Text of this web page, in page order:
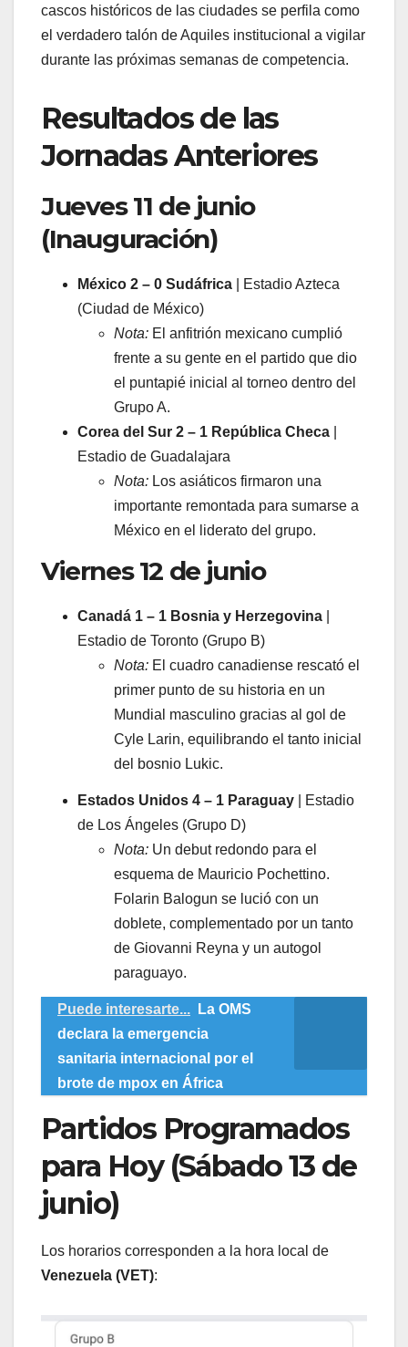
cascos históricos de las ciudades se perfila como
el verdadero talón de Aquiles institucional a vigilar
durante las próximas semanas de competencia.
​Resultados de las
Jornadas Anteriores
​Jueves 11 de junio
(Inauguración)
México 2 – 0 Sudáfrica | Estadio Azteca
(Ciudad de México)
Nota: El anfitrión mexicano cumplió
frente a su gente en el partido que dio
el puntapié inicial al torneo dentro del
Grupo A.
Corea del Sur 2 – 1 República Checa
Estadio de Guadalajara
Nota: Los asiáticos firmaron una
importante remontada para sumarse a
México en el liderato del grupo.
​Viernes 12 de junio
Canadá 1 – 1 Bosnia y Herzegovina
Estadio de Toronto (Grupo B)
Nota: El cuadro canadiense rescató el
primer punto de su historia en un
Mundial masculino gracias al gol de
Cyle Larin, equilibrando el tanto inicial
del bosnio Lukic.
Estados Unidos 4 – 1 Paraguay | Estadio
de Los Ángeles (Grupo D)
Nota: Un debut redondo para el
esquema de Mauricio Pochettino.
Folarin Balogun se lució con un
doblete, complementado por un tanto
de Giovanni Reyna y un autogol
paraguayo.
Puede interesarte...
La OMS
declara la emergencia
sanitaria internacional por el
brote de mpox en África
​Partidos Programados
para Hoy (Sábado 13 de
junio)
​Los horarios corresponden a la hora local de
Venezuela (VET):